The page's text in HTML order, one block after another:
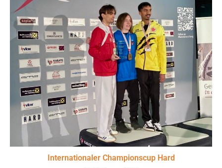
Internationaler Championscup Hard